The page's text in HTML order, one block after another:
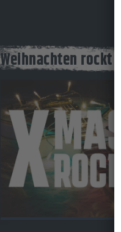
Weihnachten rockt
Audiotitel - Xmas Rock